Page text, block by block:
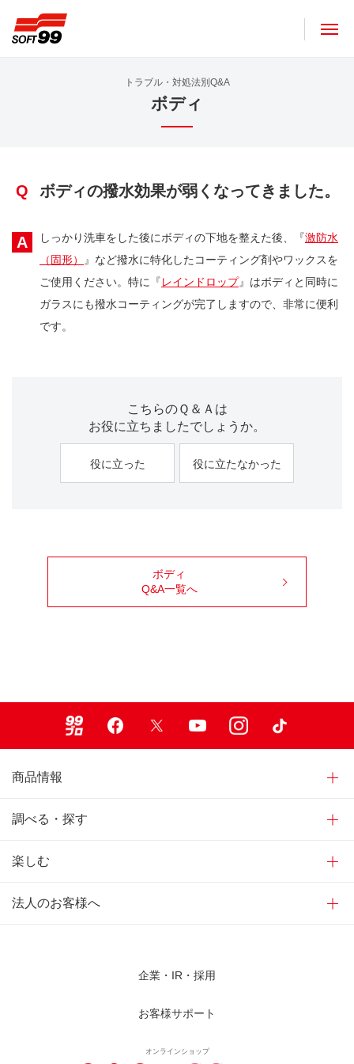
トラブル・対処法別Q&A
ボディ
Q ボディの撥水効果が弱くなってきました。
A しっかり洗車をした後にボディの下地を整えた後、『激防水
（固形）
』など撥水に特化したコーティング剤やワックスを
ご使用ください。特に『レインドロップ』はボディと同時に
ガラスにも撥水コーティングが完了しますので、非常に便利
です。
こちらのＱ＆Ａは
お役に立ちましたでしょうか。
役に立った 役に立たなかった
ボディ
Q&A一覧へ
商品情報
調べる・探す
楽しむ
法人のお客様へ
企業・IR・採用
お客様サポート
オンラインショップ